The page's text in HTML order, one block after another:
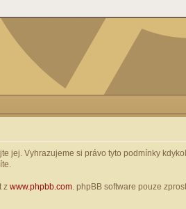
jej. Vyhrazujeme si právo tyto podmínky
z www.phpbb.com. phpBB software pouze